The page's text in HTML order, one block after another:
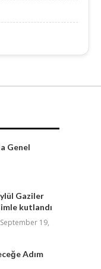
Genel
Gaziler
kutlandı
September 19,
Adım